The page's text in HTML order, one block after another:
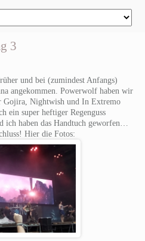
3
und bei (zumindest Anfangs)
angekommen. Powerwolf haben wir
Gojira, Nightwish und In Extremo
ein super heftiger Regenguss
ich haben das Handtuch geworfen…
Hier die Fotos: